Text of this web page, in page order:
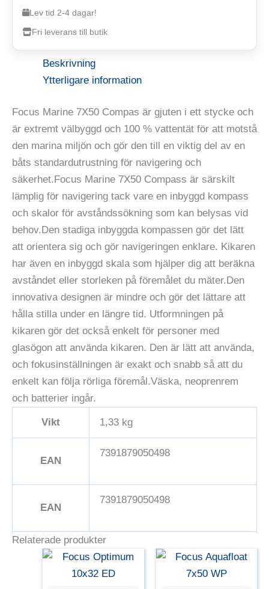
Lev tid 2-4 dagar!
Fri leverans till butik
Beskrivning
Ytterligare information
Focus Marine 7X50 Compas är gjuten i ett stycke och
är extremt välbyggd och 100 % vattentät för att motstå
den marina miljön och gör den till en viktig del av en
båts standardutrustning för navigering och
säkerhet.Focus Marine 7X50 Compass är särskilt
lämplig för navigering tack vare en inbyggd kompass
och skalor för avståndssökning som kan belysas vid
behov.Den stadiga inbyggda kompassen gör det lätt
att orientera sig och gör navigeringen enklare. Kikaren
har även en inbyggd skala som hjälper dig att beräkna
avståndet eller storleken på föremålet du mäter.Den
innovativa designen är mindre och gör det lättare att
hålla stilla under en längre tid. Utformningen på
kikaren gör det också enkelt för personer med
glasögon att använda kikaren. Den är lätt att använda,
och fokusinställningen är exakt och snabb så att du
enkelt kan följa rörliga föremål.Väska, neoprenrem
och batterier ingår.
Vikt 1,33 kg
EAN
7391879050498
EAN
7391879050498
Relaterade produkter